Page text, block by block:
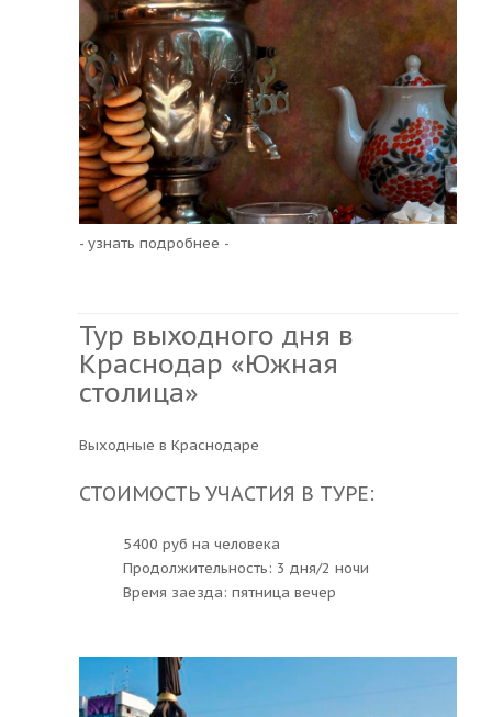
- узнать подробнее -
Тур выходного дня в
Краснодар «Южная
столица»
Выходные в Краснодаре
СТОИМОСТЬ УЧАСТИЯ В ТУРЕ:
5400 руб на человека
Продолжительность: 3 дня/2 ночи
Время заезда: пятница вечер